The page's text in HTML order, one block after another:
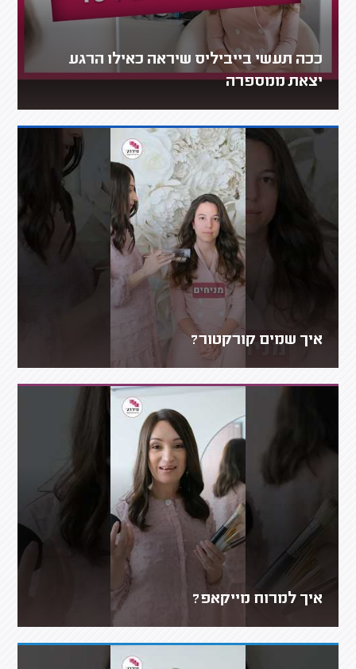
ככה תעשי בייביליס שיראה כאילו הרגע
יצאת ממספרה
איך שמים קורקטור?
איך למרוח מייקאפ?